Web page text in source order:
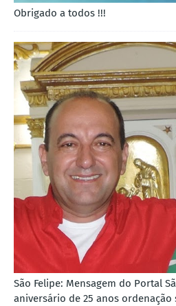
Obrigado a todos !!!
São Felipe: Mensagem do Portal
aniversário de 25 anos ordenação